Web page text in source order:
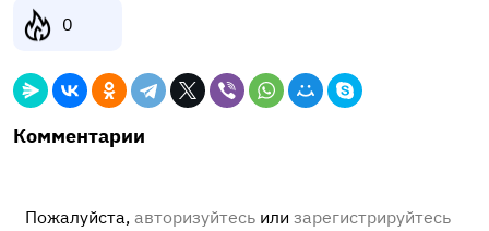
0
Комментарии
Пожалуйста, авторизуйтесь или зарегистрируйтесь